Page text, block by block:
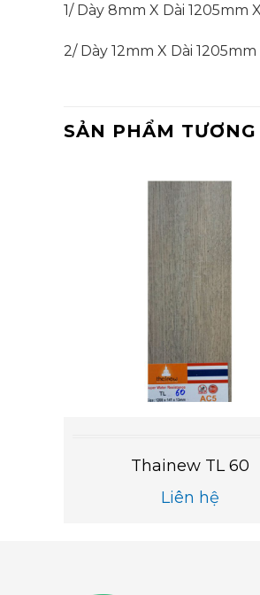
1/ Dày 8mm X Dài 1205mm
2/ Dày 12mm X Dài
SẢN PHẨM
Thainew TL 60
Liên hệ